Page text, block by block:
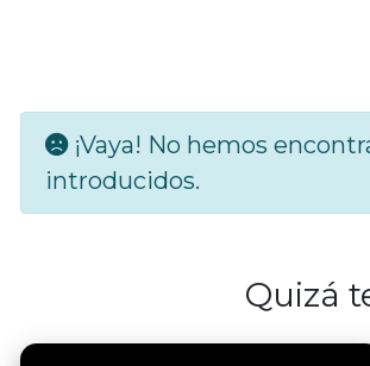
¡Vaya! No hemos
introducidos.
Quizá